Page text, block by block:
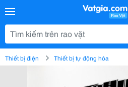
Thiết bị điện Thiết bị tự động hóa